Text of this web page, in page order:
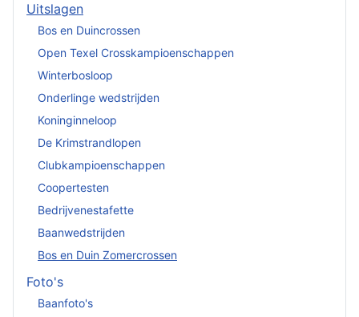
Uitslagen
Bos en Duincrossen
Open Texel Crosskampioenschappen
Winterbosloop
Onderlinge wedstrijden
Koninginneloop
De Krimstrandlopen
Clubkampioenschappen
Coopertesten
Bedrijvenestafette
Baanwedstrijden
Bos en Duin Zomercrossen
Foto's
Baanfoto's